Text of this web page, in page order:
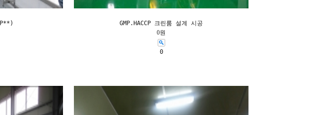
GMP.HACCP 크린룸 설계 시공
0원
0